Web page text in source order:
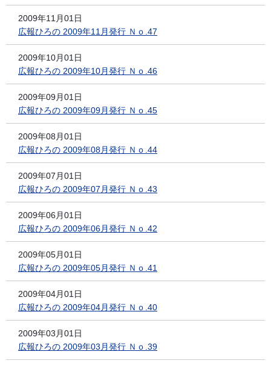
2009年11月01日
広報ひろの 2009年11月発行 Ｎｏ.47
2009年10月01日
広報ひろの 2009年10月発行 Ｎｏ.46
2009年09月01日
広報ひろの 2009年09月発行 Ｎｏ.45
2009年08月01日
広報ひろの 2009年08月発行 Ｎｏ.44
2009年07月01日
広報ひろの 2009年07月発行 Ｎｏ.43
2009年06月01日
広報ひろの 2009年06月発行 Ｎｏ.42
2009年05月01日
広報ひろの 2009年05月発行 Ｎｏ.41
2009年04月01日
広報ひろの 2009年04月発行 Ｎｏ.40
2009年03月01日
広報ひろの 2009年03月発行 Ｎｏ.39